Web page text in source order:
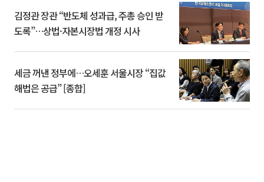
김정관 장관 “반도체 성과급, 주총 승인 받
도록”…상법·자본시장법 개정 시사
세금 꺼낸 정부에…오세훈 서울시장 “집값
해법은 공급” [종합]